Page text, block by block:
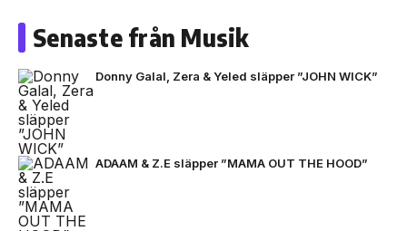
Senaste från Musik
Donny Galal, Zera & Yeled släpper ”JOHN WICK”
ADAAM & Z.E släpper ”MAMA OUT THE HOOD”